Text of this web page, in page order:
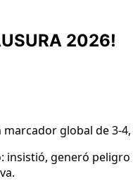
2026!
global de 3-
generó